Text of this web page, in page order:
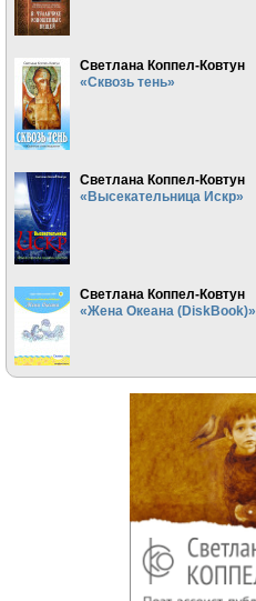
Светлана Коппел-Ковтун
«Сквозь тень»
Светлана Коппел-Ковтун
«Высекательница Искр»
Светлана Коппел-Ковтун
«Жена Океана (DiskBook)»